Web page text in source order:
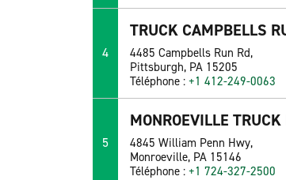
4
TRUCK CAMPBELLS
4485 Campbells Run Rd,
Pittsburgh, PA 15205
Téléphone :+1 412-249-0063
5
MONROEVILLE TRUCK
4845 William Penn Hwy,
Monroeville, PA 15146
Téléphone :+1 724-327-2500